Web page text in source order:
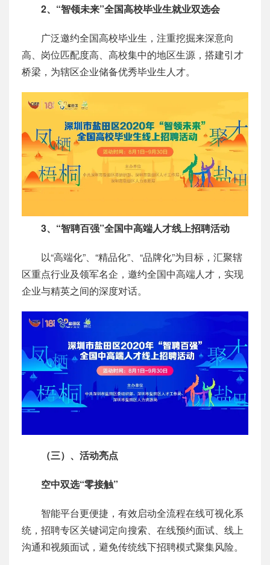
2、“智领未来”全国高校毕业生就业双选会
广泛邀约全国高校毕业生，注重挖掘来深意向
高、岗位匹配度高、高校集中的地区生源，搭建引才
桥梁，为辖区企业储备优秀毕业生人才。
3、“智聘百强”全国中高端人才线上招聘活动
以“高端化”、“精品化”、“品牌化”为目标，汇聚辖
区重点行业及领军名企，邀约全国中高端人才，实现
企业与精英之间的深度对话。
（三）、活动亮点
空中双选“零接触”
智能平台更便捷，有效启动全流程在线可视化系
统，招聘专区关键词定向搜索、在线预约面试、线上
沟通和视频面试，避免传统线下招聘模式聚集风险。